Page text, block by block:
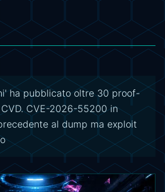
ha pubblicato oltre 30 proof-
CVE-2026-55200 in
al dump ma exploit